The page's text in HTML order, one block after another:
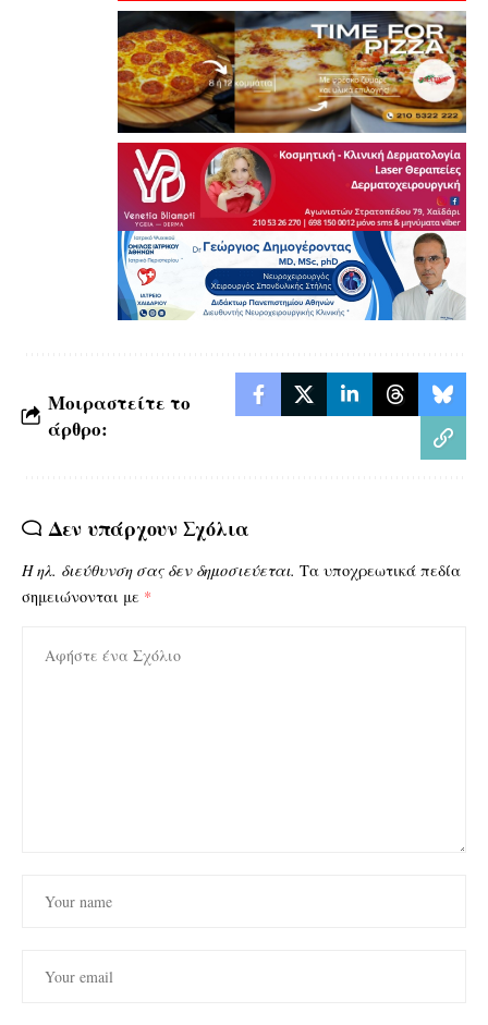
Μοιραστείτε το
άρθρο:
Δεν υπάρχουν Σχόλια
Η ηλ. διεύθυνση σας δεν δημοσιεύεται. Τα υποχρεωτικά πεδία
σημειώνονται με *